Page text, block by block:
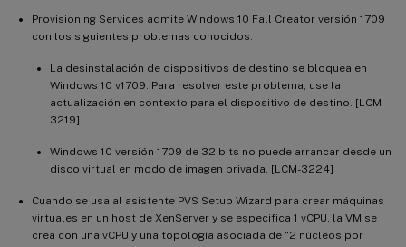
Provisioning Services admite Windows 10 Fall Creator versión 1709
con los siguientes problemas conocidos:
La desinstalación de dispositivos de destino se bloquea en
Windows 10 v1709. Para resolver este problema, use la
actualización en contexto para el dispositivo de destino. [LCM-
3219]
Windows 10 versión 1709 de 32 bits no puede arrancar desde un
disco virtual en modo de imagen privada. [LCM-3224]
Cuando se usa al asistente PVS Setup Wizard para crear máquinas
virtuales en un host de XenServer y se especifica 1 vCPU, la VM se
crea con una vCPU y una topología asociada de “2 núcleos por